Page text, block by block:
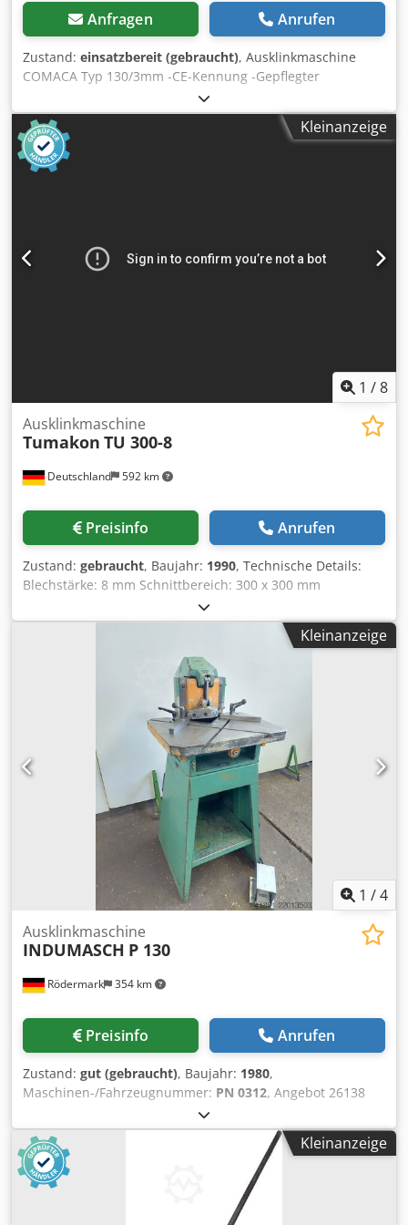
Anfragen Anrufen
Zustand: einsatzbereit (gebraucht), Ausklinkmaschine
COMACA Typ 130/3mm -CE-Kennung -Gepflegter
Originalzustand -Schnittwinkel 90 Grad -Arbeitstisch
600x460mm -Schnittleistung 130mm Crjdoy T I Ngopfx
Akbof -Schnittleistung 3mm / Blechstärke -Hubzahl 50-60
Hübe pro Minute -Arbeitstisch mit T-
Nuten/Skalierung/verstellbare Winkelanschläge -Fußpedal
Kleinanzeige
1 /8
Deutschland 592 km
Ausklinkmaschine
Tumakon TU 300-8
Preisinfo Anrufen
Zustand: gebraucht, Baujahr: 1990, Technische Details:
Blechstärke: 8 mm Schnittbereich: 300 x 300 mm
Tischgröße: 1100 x 900 mm Spannung: 380 V / Hz
Maschinengewicht ca.: 1,7 t Abmessung Maschine ca.
LxBxH: 1,3 x 1,2 x 1,5 m Csdpfx Akou Ictbebsrf Zum
Ausklinken von 90° Blechsegmenten, arbeitet hydraulisch.
Am Tisch sind 2x Lineale 300mm 90° versetzt angebracht.
T-Nut nach DIN 680: a=12mm, h=21mm, b=22mm, c=14mm
mit Länge = 1x 330mm und 2x 700mm Bedienung über
Steuerpult und Fußschalter. *
Kleinanzeige
1 /4
Rödermark 354 km
Ausklinkmaschine
INDUMASCH P 130
Preisinfo Anrufen
Zustand: gut (gebraucht), Baujahr: 1980,
Maschinen-/Fahrzeugnummer: PN 0312, Angebot 26138
Technische Daten: - 90° Schneidkopf pneumatisch betätigt
- Schnittstärke - Normalstahl bis 2 mm - Edelstahl bis 1,5
mm - Aluminium bis 3 - Messerlänge 130 mm - Tischgröße
B 600 x T 380 mm - Arbeitshöhe 940 mm - Fußtaster
Crjdpoy U Hv Uefx Akbsf - Druckluftbedarf 6 - 8 bar -
Platzbedarf ca. B 600 x H 1250 x T 850 mm - Gewicht ca.
Kleinanzeige